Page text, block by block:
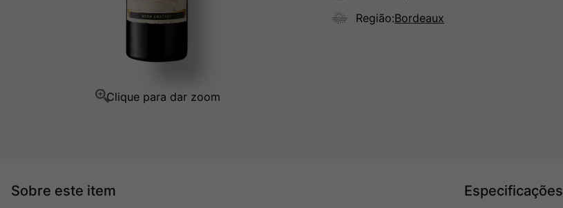
Região:Bordeaux
Especificações